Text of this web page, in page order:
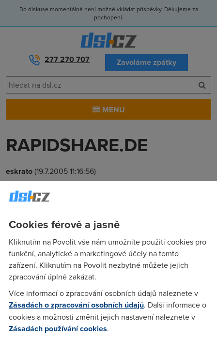
Do diskuse momentálně není možné vkládat příspěvky. Děkujeme za
pochopení.
277 270 707 Zavoláme zpátky
MENU
RAPIDSHARE.DE
eskrato(19.7.2005 11:16:56)
Moc moc prosim, nech mi niekto poradi, ako sa odtialto
stahuje.Po zadani adresi mi vypise hotovo, ale nic sa tam
Jarda(7.8.2005 21:16:16)
No to je uplně v pohodě ,až se ti objeví hotovo tak sjedeš na
konec stránky a tam jsou dvě tlačítka Free a Premium
,klikbneš na Free a počkáš až se načte druhá stránka ,kde
dole je informace v sekundách,které ubývají až je nula tak se
ti objeví přímo ten odkaz na stáhnutí ,klikneš a
stahuješ.Omezení je za hodinu 50 MB a myslím ,že 250 MB
tě to už nepustí až další den ,mají ještě Happy Hours -můžeš
Cookies férově a jasně
Kliknutím na Povolit vše nám umožníte použití cookies pro
funkční, analytické a marketingové účely na tomto
zařízení. Kliknutím na Povolit nezbytné můžete jejich
zpracování úplně zakázat.
Více informací o zpracování osobních údajů naleznete v
Zásadách o zpracování osobních údajů. Další informace o
cookies a možnosti změnit jejich nastavení naleznete v
Zásadách používání cookies.